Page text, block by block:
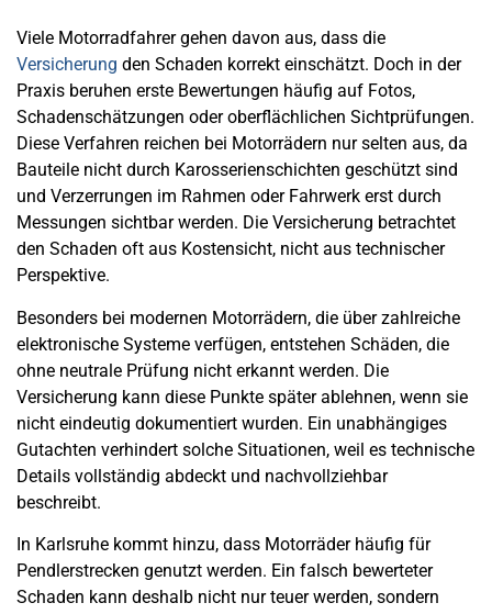
Viele Motorradfahrer gehen davon aus, dass die
Versicherung den Schaden korrekt einschätzt. Doch in der
Praxis beruhen erste Bewertungen häufig auf Fotos,
Schadenschätzungen oder oberflächlichen Sichtprüfungen.
Diese Verfahren reichen bei Motorrädern nur selten aus, da
Bauteile nicht durch Karosserienschichten geschützt sind
und Verzerrungen im Rahmen oder Fahrwerk erst durch
Messungen sichtbar werden. Die Versicherung betrachtet
den Schaden oft aus Kostensicht, nicht aus technischer
Perspektive.
Besonders bei modernen Motorrädern, die über zahlreiche
elektronische Systeme verfügen, entstehen Schäden, die
ohne neutrale Prüfung nicht erkannt werden. Die
Versicherung kann diese Punkte später ablehnen, wenn sie
nicht eindeutig dokumentiert wurden. Ein unabhängiges
Gutachten verhindert solche Situationen, weil es technische
Details vollständig abdeckt und nachvollziehbar
beschreibt.
In Karlsruhe kommt hinzu, dass Motorräder häufig für
Pendlerstrecken genutzt werden. Ein falsch bewerteter
Schaden kann deshalb nicht nur teuer werden, sondern